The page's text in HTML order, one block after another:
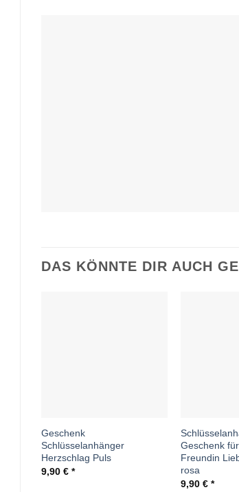
DAS KÖNNTE DIR AUCH
Geschenk
Schlüsselanhänger
Herzschlag Puls
9,90 €
Geschenk
Freundin
rosa
9,90€